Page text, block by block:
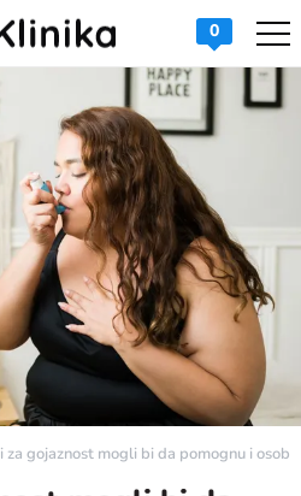
0
za gojaznost mogli bi da pomognu i